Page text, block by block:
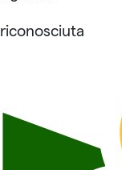
riconosciuta